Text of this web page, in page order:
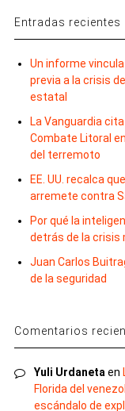
Entradas recientes
Un informe
previa a la crisis
estatal
La Vanguardia
Combate Litoral
del terremoto
EE. UU. recalca
arremete contra
Por qué la
detrás de la crisis
Juan Carlos
de la seguridad
Comentarios
Yuli Urdaneta en
Florida del
escándalo de